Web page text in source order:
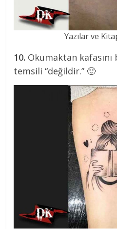
Yazılar ve
10. Okumaktan
temsili “değildir.” 🙂